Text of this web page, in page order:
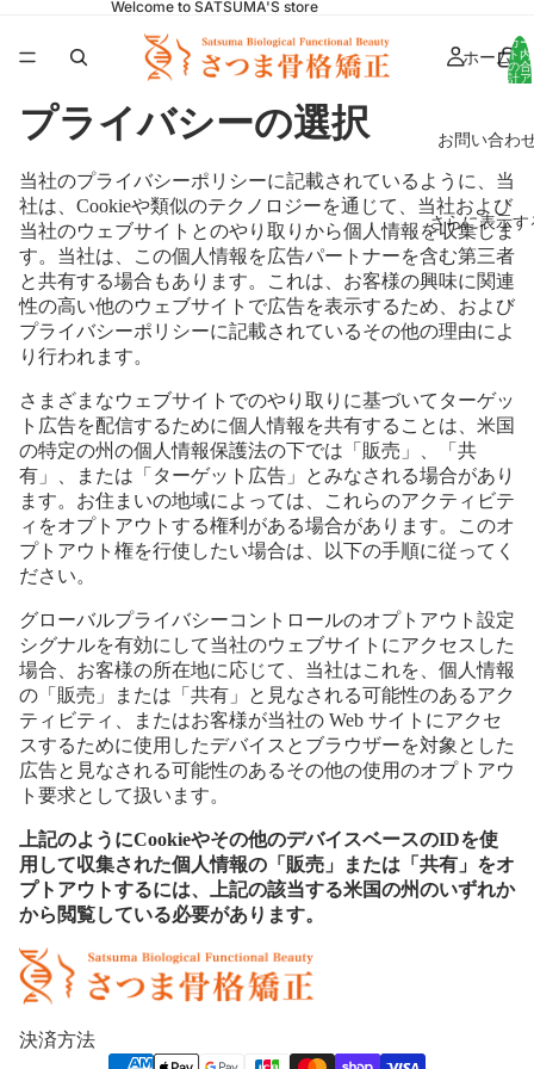
Welcome to SATSUMA'S store
ホーム
お問い合わ
さらに表示す
カー
ト内
の合
計ア
プライバシーの選択
当社のプライバシーポリシーに記載されているように、当
社は、Cookieや類似のテクノロジーを通じて、当社および
当社のウェブサイトとのやり取りから個人情報を収集しま
す。当社は、この個人情報を広告パートナーを含む第三者
と共有する場合もあります。これは、お客様の興味に関連
性の高い他のウェブサイトで広告を表示するため、および
プライバシーポリシーに記載されているその他の理由によ
り行われます。
さまざまなウェブサイトでのやり取りに基づいてターゲッ
ト広告を配信するために個人情報を共有することは、米国
の特定の州の個人情報保護法の下では「販売」、「共
有」、または「ターゲット広告」とみなされる場合があり
ます。お住まいの地域によっては、これらのアクティビテ
ィをオプトアウトする権利がある場合があります。このオ
プトアウト権を行使したい場合は、以下の手順に従ってく
ださい。
グローバルプライバシーコントロールのオプトアウト設定
シグナルを有効にして当社のウェブサイトにアクセスした
場合、お客様の所在地に応じて、当社はこれを、個人情報
の「販売」または「共有」と見なされる可能性のあるアク
ティビティ、またはお客様が当社の Web サイトにアクセ
スするために使用したデバイスとブラウザーを対象とした
広告と見なされる可能性のあるその他の使用のオプトアウ
ト要求として扱います。
上記のようにCookieやその他のデバイスベースのIDを使
用して収集された個人情報の「販売」または「共有」をオ
プトアウトするには、上記の該当する米国の州のいずれか
から閲覧している必要があります。
決済方法